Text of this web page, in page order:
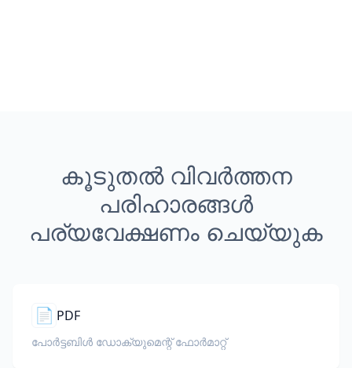
കൂടുതൽ വിവർത്തന
പരിഹാരങ്ങൾ
പര്യവേക്ഷണം ചെയ്യുക
📄 PDF
പോർട്ടബിൾ ഡോക്യുമെന്റ് ഫോർമാറ്റ്